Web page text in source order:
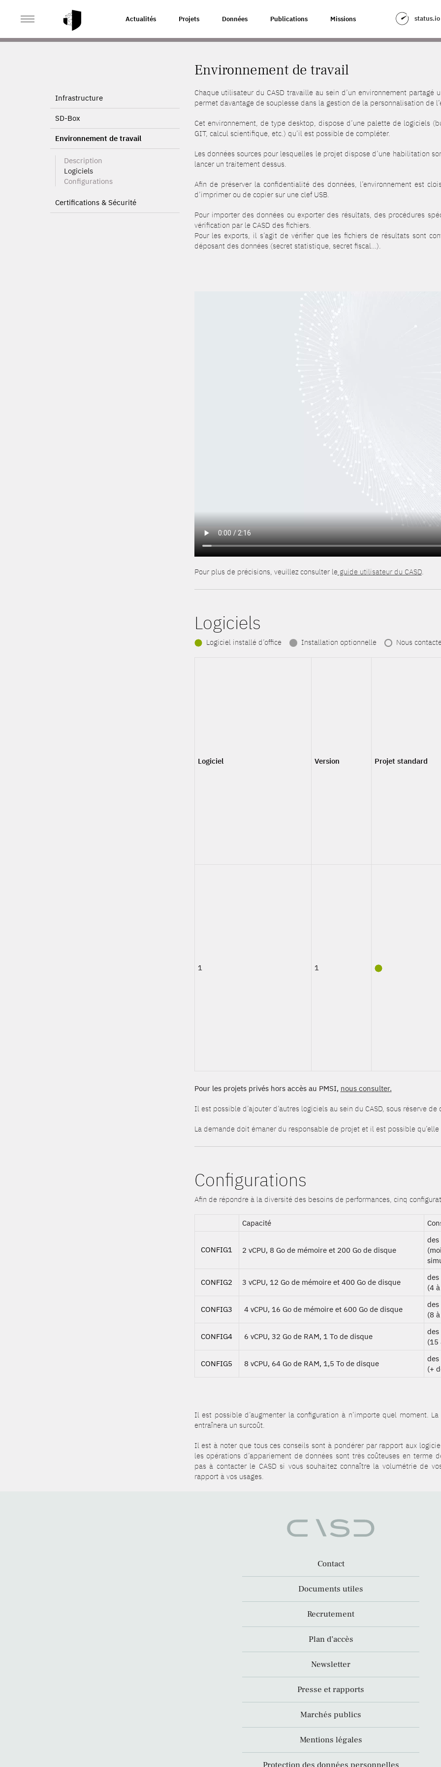
Actualités Projets Données Publications Missions status.io
ACCUEIL ENVIRONNEMENT DE TRAVAIL
Infrastructure
SD-Box
Environnement de travail
Description
Logiciels
Configurations
Certifications & Sécurité
Environnement de travail
Chaque utilisateur du CASD travaille au sein d’un environnement
permet davantage de souplesse dans la gestion de la personnalisation de
Cet environnement, de type desktop, dispose d’une palette de logiciels
GIT, calcul scientifique, etc.) qu’il est possible de compléter.
Les données sources pour lesquelles le projet dispose d’une habilitation
lancer un traitement dessus.
Afin de préserver la confidentialité des données, l’environnement est
d’imprimer ou de copier sur une clef USB.
Pour importer des données ou exporter des résultats, des procédures
vérification par le CASD des fichiers.
Pour les exports, il s’agit de vérifier que les fichiers de résultats sont
déposant des données (secret statistique, secret fiscal…).
Pour plus de précisions, veuillez consulter leguide utilisateur du CASD.
Logiciels
Logiciel installé d’office Installation optionnelle Nous
Logiciel Version Projet standard
1 1
Pour les projets privés hors accès au PMSI, nous consulter.
Il est possible d’ajouter d’autres logiciels au sein du CASD, sous réserve
La demande doit émaner du responsable de projet et il est possible
Configurations
Afin de répondre à la diversité des besoins de performances, cinq
Capacité
CONFIG1 2 vCPU, 8 Go de mémoire et 200 Go de disque
des
CONFIG2 3 vCPU, 12 Go de mémoire et 400 Go de disque
des
(4
CONFIG3 4 vCPU, 16 Go de mémoire et 600 Go de disque
des
(8
CONFIG4 6 vCPU, 32 Go de RAM, 1 To de disque
des
(15
CONFIG5 8 vCPU, 64 Go de RAM, 1,5 To de disque
(+
Il est possible d’augmenter la configuration à n’importe quel moment.
entraînera un surcoût.
Il est à noter que tous ces conseils sont à pondérer par rapport aux
les opérations d’appariement de données sont très coûteuses en terme
pas à contacter le CASD si vous souhaitez connaître la volumétrie de
rapport à vos usages.
Contact
Documents utiles
Recrutement
Plan d’accès
Newsletter
Presse et rapports
Marchés publics
Mentions légales